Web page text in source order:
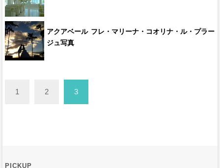
アクアベール フレ・マリーナ・コオリナ・ル・プラー
ジュ写真
1 2 3
PICKUP